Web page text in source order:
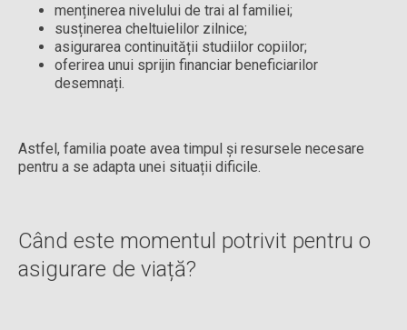
menținerea nivelului de trai al familiei;
susținerea cheltuielilor zilnice;
asigurarea continuității studiilor copiilor;
oferirea unui sprijin financiar beneficiarilor
desemnați.
Astfel, familia poate avea timpul și resursele necesare
pentru a se adapta unei situații dificile.
Când este momentul potrivit pentru o
asigurare de viață?